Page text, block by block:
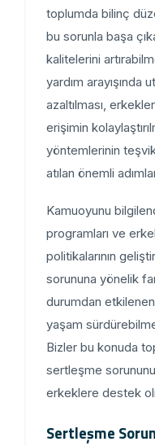
toplumda bilinç
bu sorunla başa
kalitelerini
yardım arayışında
azaltılması,
erişimin
yöntemlerinin
atılan önemli
Kamuoyunu
programları ve
politikalarının
sorununa yönelik
durumdan
yaşam
Bizler bu konuda
sertleşme
erkeklere destek
Sertleşme